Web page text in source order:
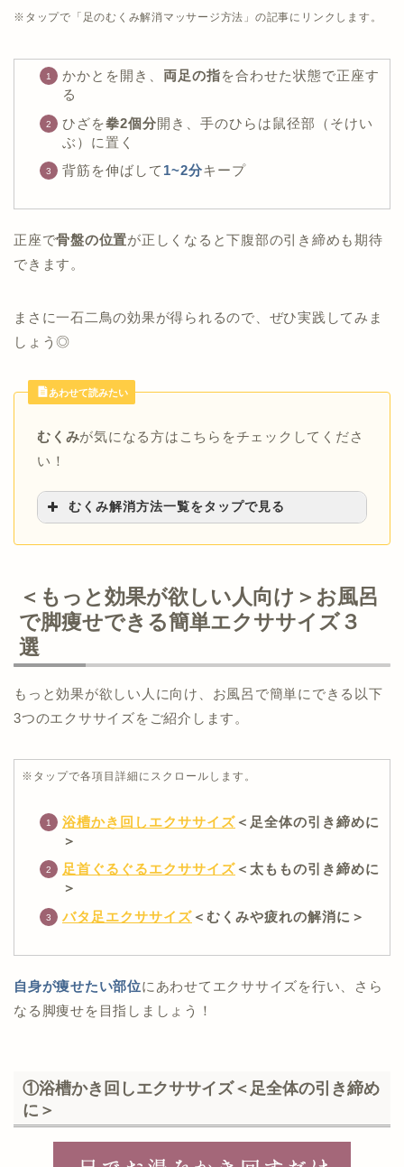
※タップで「足のむくみ解消マッサージ方法」の記事にリンクします。
かかとを開き、 両足の指を合わせた状態で正座す
る
ひざを拳2個分開き、手のひらは鼠径部（そけい
ぶ）に置く
背筋を伸ばして 1~2分キープ
正座で骨盤の位置が正しくなると下腹部の引き締めも期待
できます。
まさに一石二鳥の効果が得られるので、ぜひ実践してみま
しょう◎
あわせて読みたい
むくみが気になる方はこちらをチェックしてくださ
い！
むくみ解消方法一覧をタップで見る
【むくみに効く食べ物・飲み物】
>>ルイボスティーでむくみ解消を目指す
【むくみ解消ストレッチ】
>>【1回5分】むくみ解消ストレッチ完全ガイ
【むくみ解消のツボ】
解説！
【顔のむくみ解消マッサージ】
>>部位別むくみ解消マッサージ方法！カンタ
【お腹のむくみ解消法】
>>ぽっこりお腹の原因はむくみ！？簡単にで
きるむくみ解消方法
【足上げでむくみ解消】
>>足上げでむくみを即効解消！お家でできる
簡単むくみ解消方法
＜もっと効果が欲しい人向け＞お風呂
で脚痩せできる簡単エクササイズ３
選
もっと効果が欲しい人に向け、お風呂で簡単にできる以下
3つのエクササイズをご紹介します。
※タップで各項目詳細にスクロールします。
浴槽かき回しエクササイズ ＜足全体の引き締めに
＞
足首ぐるぐるエクササイズ ＜太ももの引き締めに
＞
バタ足エクササイズ ＜むくみや疲れの解消に＞
自身が痩せたい部位にあわせてエクササイズを行い、さら
なる脚痩せを目指しましょう！
①浴槽かき回しエクササイズ＜足全体の引き締め
に＞